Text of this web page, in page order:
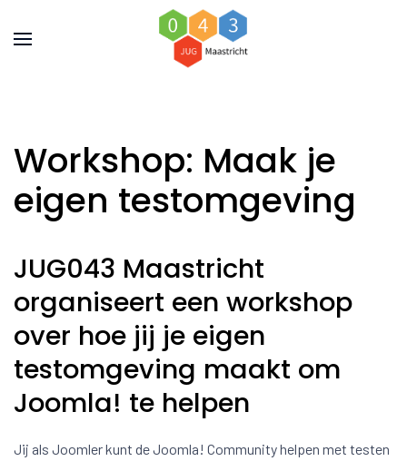
Workshop: Maak je
eigen testomgeving
JUG043 Maastricht
organiseert een workshop
over hoe jij je eigen
testomgeving maakt om
Joomla! te helpen
Jij als Joomler kunt de Joomla! Community helpen met testen